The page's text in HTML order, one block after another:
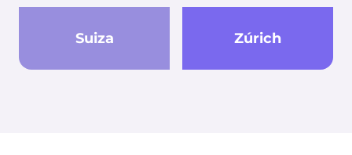
Suiza Zúrich